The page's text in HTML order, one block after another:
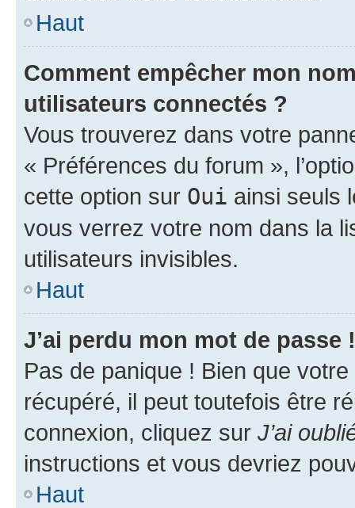
Haut
Comment empêcher mon
utilisateurs connectés ?
Vous trouverez dans votre
« Préférences du forum »,
cette option sur Oui ainsi seuls
vous verrez votre nom dans la
utilisateurs invisibles.
Haut
J’ai perdu mon mot de passe !
Pas de panique ! Bien que
récupéré, il peut toutefois être
connexion, cliquez sur J’ai
instructions et vous devriez
Haut